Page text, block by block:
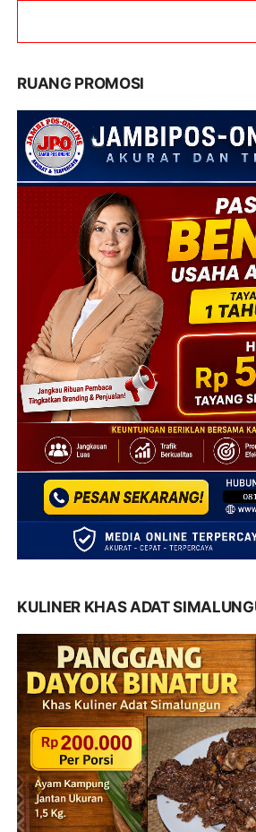
RUANG PROMOSI
KULINER KHAS ADAT